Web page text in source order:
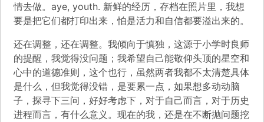
情去做。aye, youth. 新鲜的经历，存档在照片里，我想
要是把它们都打印出来，怕是活力和自信都要溢出来的。
还在调整，还在调整。我倾向于慎独，这源于小学时良师
的提醒，我觉得没问题；我希望自己能敬仰头顶的星空和
心中的道德准则，这个也行，虽然两者我都不太清楚具体
是什么，但我觉得没错，是要累一点，如果想多动动脑
子，探寻下三问，好好考虑下，对于自己而言，对于历史
进程而言，有什么意义。现在的我，还是在不断抛问题挖